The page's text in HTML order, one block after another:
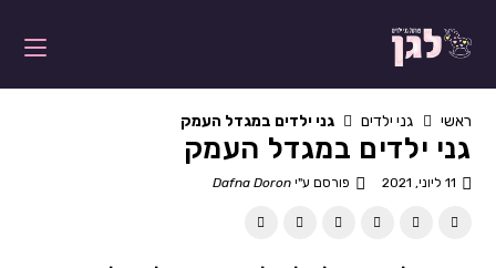
ראשי גני ילדים גני ילדים במגדל העמק
גני ילדים במגדל העמק
11 ליוני, 2021 פורסם ע"יDafna Doron